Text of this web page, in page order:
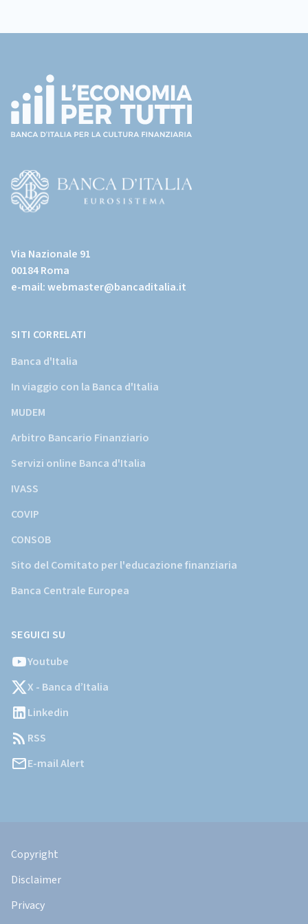
page)
sito
istituzionale
della
Via Nazionale 91
00184 Roma
e-mail:webmaster@bancaditalia.it
SITI CORRELATI
Banca d'Italia
In viaggio con la Banca d'Italia
MUDEM
Arbitro Bancario Finanziario
Servizi online Banca d'Italia
IVASS
COVIP
CONSOB
Sito del Comitato per l'educazione finanziaria
Banca Centrale Europea
SEGUICI SU
Youtube
X - Banca d’Italia
Linkedin
RSS
E-mail Alert
Legali
Copyright
Disclaimer
Privacy